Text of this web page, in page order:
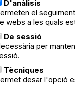
D'anàlisis
el
webs a les quals
De sessió
per
Tècniques
desar l'opció